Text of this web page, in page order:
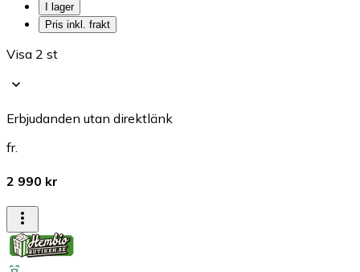
I lager
Pris inkl. frakt
Visa 2 st
Erbjudanden utan direktlänk
fr.
2 990 kr